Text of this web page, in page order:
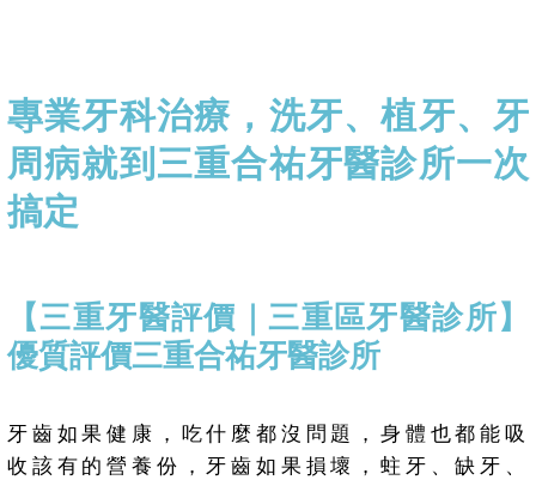
專業牙科治療，洗牙、植牙、牙
周病就到三重合祐牙醫診所一次
搞定
【三重牙醫評價｜三重區牙醫診所】
優質評價三重合祐牙醫診所
牙齒如果健康，吃什麼都沒問題，身體也都能吸
收該有的營養份，牙齒如果損壞，蛀牙、缺牙、